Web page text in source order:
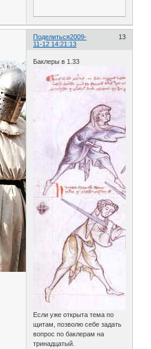
Поделиться 13
2009-
11-12 14:21:13
Баклеры в 1.33
Если уже открыта тема по
щитам, позволю себе задать
вопрос по баклерам на
тринадцатый.